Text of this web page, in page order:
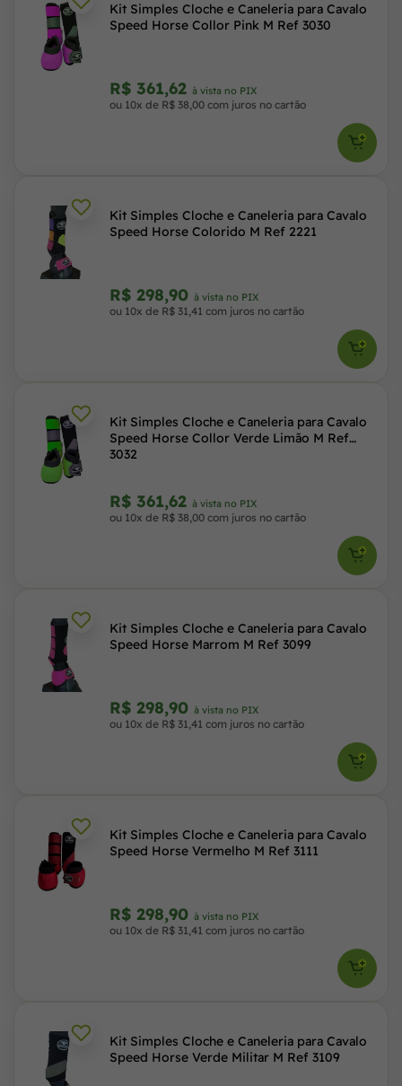
Kit Simples Cloche e Caneleria para Cavalo
Speed Horse Collor Pink M Ref 3030
R$ 361,62 à vista no PIX
ou 10x de R$ 38,00 com juros no cartão
Kit Simples Cloche e Caneleria para Cavalo
Speed Horse Colorido M Ref 2221
R$ 298,90 à vista no PIX
ou 10x de R$ 31,41 com juros no cartão
Kit Simples Cloche e Caneleria para Cavalo
Speed Horse Collor Verde Limão M Ref
3032
R$ 361,62 à vista no PIX
ou 10x de R$ 38,00 com juros no cartão
Kit Simples Cloche e Caneleria para Cavalo
Speed Horse Marrom M Ref 3099
R$ 298,90 à vista no PIX
ou 10x de R$ 31,41 com juros no cartão
Kit Simples Cloche e Caneleria para Cavalo
Speed Horse Vermelho M Ref 3111
R$ 298,90 à vista no PIX
ou 10x de R$ 31,41 com juros no cartão
Kit Simples Cloche e Caneleria para Cavalo
Speed Horse Verde Militar M Ref 3109